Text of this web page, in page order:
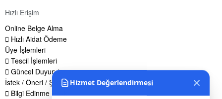
Hızlı Erişim
Online Belge Alma
Hızlı Aidat Ödeme
Üye İşlemleri
Tescil İşlemleri
Güncel Duyurular
İstek / Öneri / Şikayet Formu
Bilgi Edinme Hakkı
Hizmet Değerlendirmesi